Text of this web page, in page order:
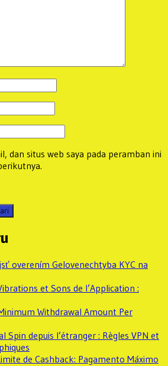
dan situs web saya pada peramban ini
overením Gelovenechtyba KYC na
et Sons de l’Application :
Withdrawal Amount Per
Spin depuis l’étranger : Règles VPN et
de Cashback: Pagamento Máximo